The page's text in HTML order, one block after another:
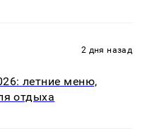
2 дня назад
летние меню,
отдыха